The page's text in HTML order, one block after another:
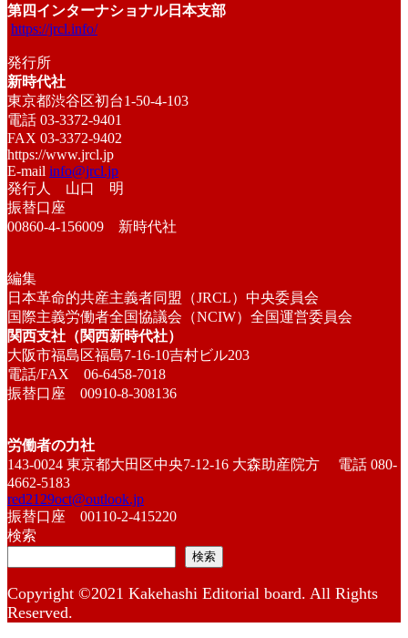
第四インターナショナル日本支部
https://jrcl.info/
発行所
新時代社
東京都渋谷区初台1-50-4-103
電話 03-3372-9401
FAX 03-3372-9402
https://www.jrcl.jp
E-mail info@jrcl.jp
発行人 山口 明
振替口座
00860-4-156009 新時代社
編集
日本革命的共産主義者同盟（JRCL）中央委員会
国際主義労働者全国協議会（NCIW）全国運営委員会
関西支社（関西新時代社）
大阪市福島区福島7-16-10吉村ビル203
電話/FAX 06-6458-7018
振替口座 00910-8-308136
労働者の力社
143-0024 東京都大田区中央7-12-16 大森助産院方 電話 080-
4662-5183
red2129oct@outlook.jp
振替口座 00110-2-415220
検索
検索
Copyright ©2021 Kakehashi Editorial board. All Rights
Reserved.